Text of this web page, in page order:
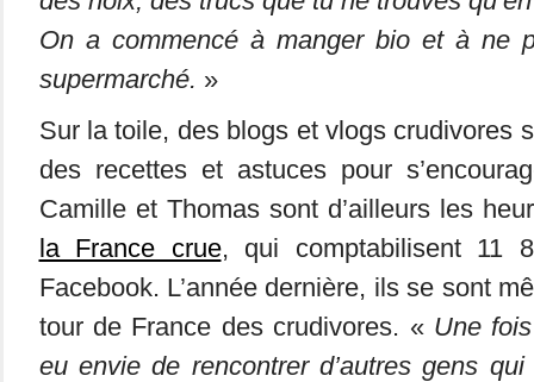
On a commencé à manger bio et à ne
supermarché. »
Sur la toile, des blogs et vlogs crudivores
des recettes et astuces pour
Camille et Thomas sont d’ailleurs les
la France crue, qui comptabilisent 11
Facebook. L’année dernière, ils se sont
tour de France des crudivores. « Une
eu envie de rencontrer d’autres gens